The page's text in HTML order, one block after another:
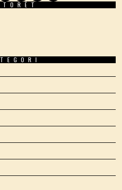
Instagram
LinkedIn
YouTube
Email